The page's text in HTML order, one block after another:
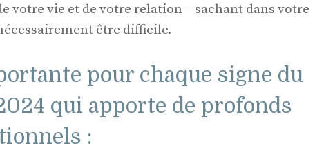
votre vie et de votre relation – sachant dans votre
être difficile.
pour chaque signe du
qui apporte de profonds
: